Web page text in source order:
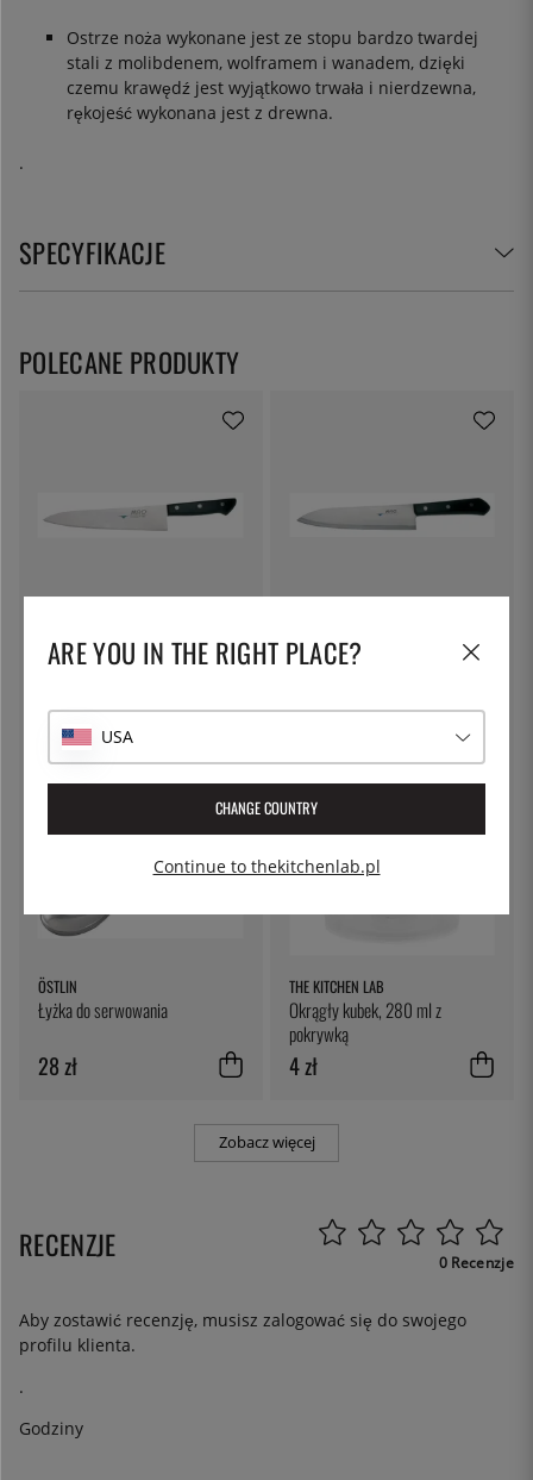
Ostrze noża wykonane jest ze stopu bardzo twardej
stali z molibdenem, wolframem i wanadem, dzięki
czemu krawędź jest wyjątkowo trwała i nierdzewna,
rękojeść wykonana jest z drewna.
.
SPECYFIKACJE
Nóż uniwersalny, 21,5 cm, Chef -
528 zł
Nóż szefa kuchni, 20 cm, Chef -
679 zł
ÖSTLIN
Łyżka do serwowania
28 zł
THE KITCHEN LAB
Okrągły kubek, 280 ml z
pokrywką
4 zł
Zobacz więcej
POLECANE PRODUKTY
RECENZJE 0 Recenzje
Aby zostawić recenzję, musisz zalogować się do swojego
profilu klienta.
.
Godziny
ARE YOU IN THE RIGHT PLACE?
USA
CHANGE COUNTRY
Continue to thekitchenlab.pl